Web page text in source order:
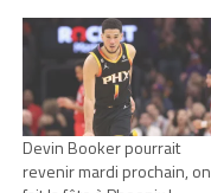
Devin Booker pourrait
revenir mardi prochain, on